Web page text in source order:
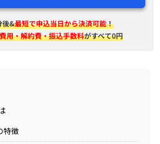
後&最短で申込当日から決済可能！
用・解約費・振込手数料がすべて0円
特徴